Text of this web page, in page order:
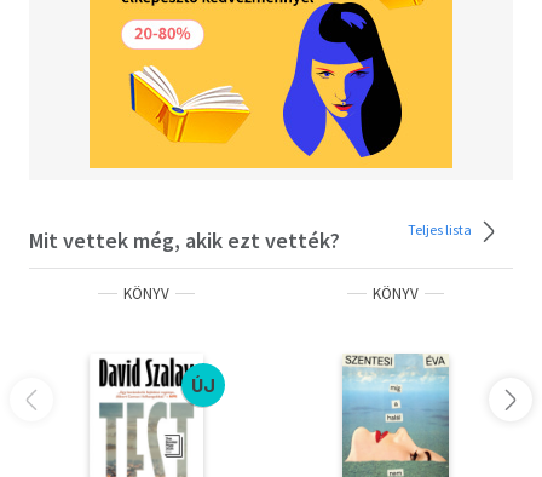
Mit vettek még, akik ezt vették? Teljes lista
KÖNYV
ÚJ
KÖNYV